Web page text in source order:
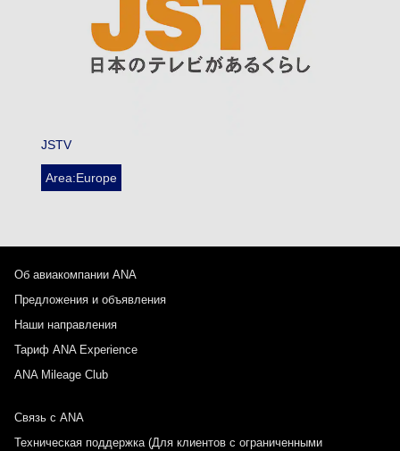
JSTV
Area:Europe
Об авиакомпании ANA
Предложения и объявления
Наши направления
Тариф ANA Experience
ANA Mileage Club
Связь с ANA
Техническая поддержка (Для клиентов с ограниченными